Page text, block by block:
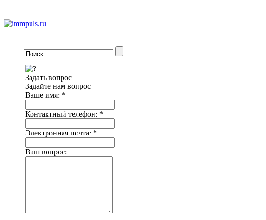
Задать вопрос
Задайте нам вопрос
Ваше имя: *
Контактный телефон: *
Электронная почта: *
Ваш вопрос: